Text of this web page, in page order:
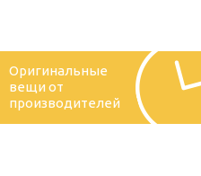
Оригинальные
вещи от
производителей